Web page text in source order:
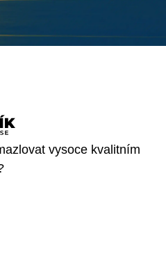
vysoce kvalitním